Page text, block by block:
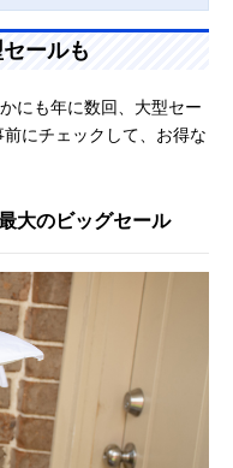
ールも
にも年に数回、大型セー
にチェックして、お得な
大のビッグセール